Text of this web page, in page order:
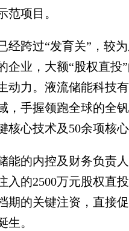
范项目。
跨过“发育关”，较为
企业，大额“股权直投
动力。液流储能科技
，手握领跑全球的全
核心技术及50余项核心
的内控及财务负责人
入的2500万元股权直
期的关键注资，直接
生。